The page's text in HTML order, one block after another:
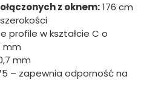
z oknem:176 cm
profile w kształcie C o
mm
mm
– zapewnia odporność na